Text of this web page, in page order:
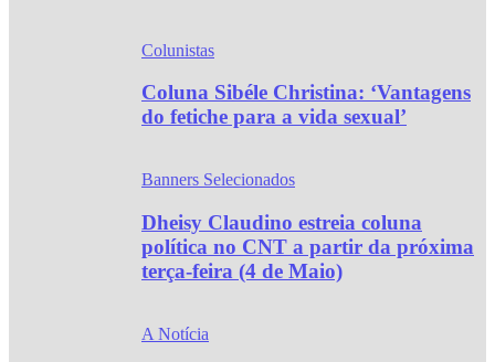
Colunistas
Coluna Sibéle Christina: ‘Vantagens
do fetiche para a vida sexual’
Banners Selecionados
Dheisy Claudino estreia coluna
política no CNT a partir da próxima
terça-feira (4 de Maio)
A Notícia